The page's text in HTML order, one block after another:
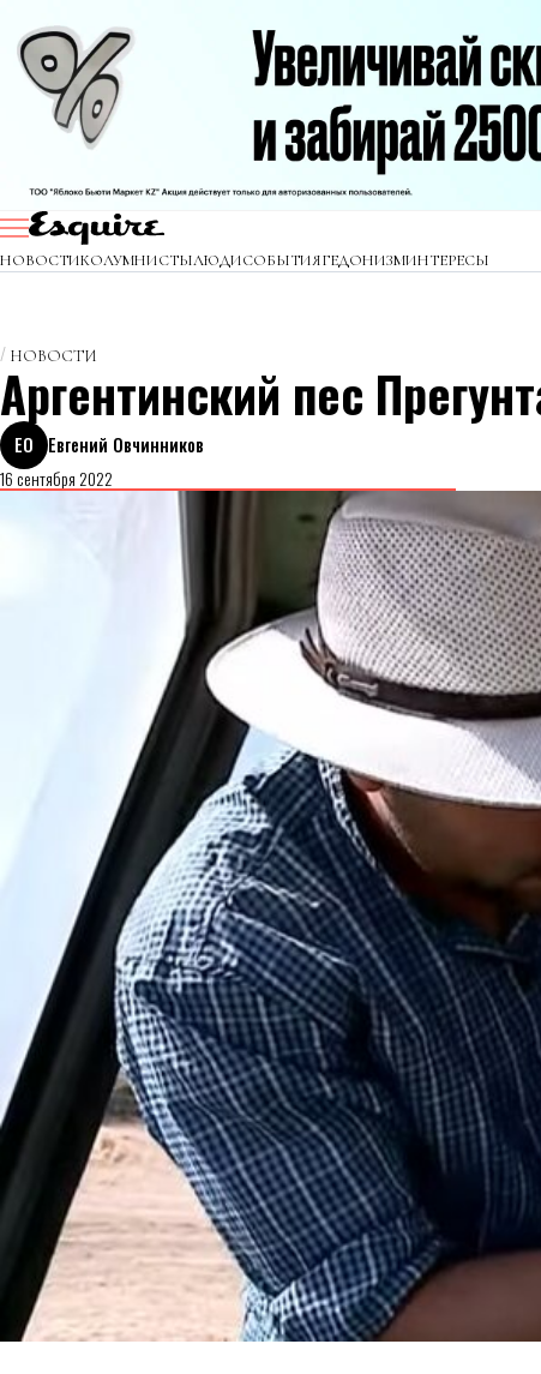
НОВОСТИКОЛУМНИСТЫЛЮДИСОБЫТИЯГЕДОНИЗМИНТЕРЕСЫ
НОВОСТИ
Аргентинский пес
ЕО
Евгений Овчинников
16 сентября 2022